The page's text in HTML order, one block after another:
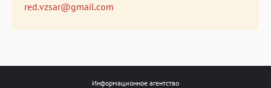
red.vzsar@gmail.com
Информационное агентство